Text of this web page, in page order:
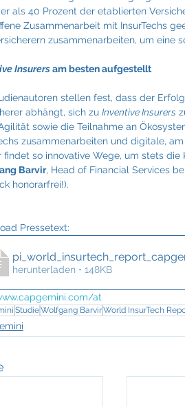
als 40 Prozent der etablierten
Zusammenarbeit mit InsurTechs
zusammenarbeiten, um eine
Insurers am besten aufgestellt
stellen fest, dass der
abhängt, sich zu Inventive Insurers
sowie die Teilnahme an
zusammenarbeiten und digitale,
findet so innovative Wege, um stets
Barvir, Head of Financial Services
honorarfrei!).
Pressetext:
herunterladen • 148KB
at
StudieWolfgang BarvirWorld InsurTech